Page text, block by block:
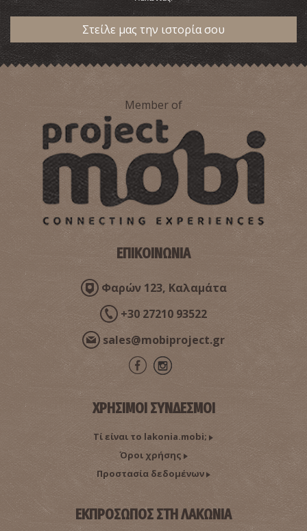
Στείλε μας την ιστορία σου
Member of
ΕΠΙΚΟΙΝΩΝΙΑ
Φαρών 123, Καλαμάτα
+30 27210 93522
sales@mobiproject.gr
ΧΡΗΣΙΜΟΙ ΣΥΝΔΕΣΜΟΙ
Τί είναι το lakonia.mobi;
Όροι χρήσης
Προστασία δεδομένων
ΕΚΠΡΟΣΩΠΟΣ ΣΤΗ ΛΑΚΩΝΙΑ